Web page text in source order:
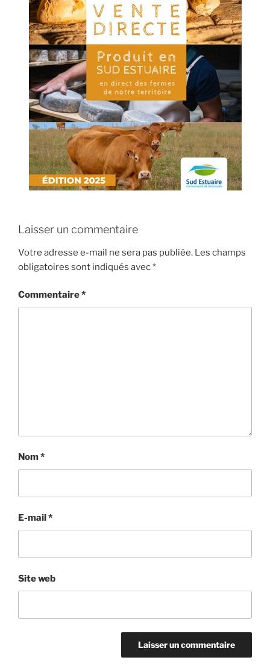
Laisser un commentaire
Votre adresse e-mail ne sera pas publiée. Les champs
obligatoires sont indiqués avec*
Commentaire*
Nom*
E-mail*
Site web